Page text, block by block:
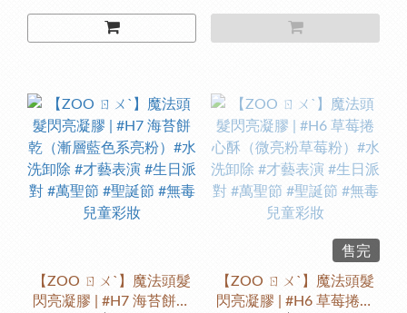
彩妝
【ZOO ㄖㄨˋ】魔法頭髮
閃亮凝膠 | #H7 海苔餅乾
售完
【ZOO ㄖㄨˋ】魔法頭髮
閃亮凝膠 | #H6 草莓捲心